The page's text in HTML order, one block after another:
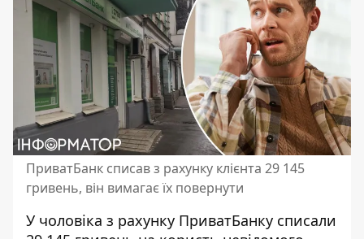
ПриватБанк списав з рахунку клієнта 29 145
гривень, він вимагає їх повернути
У чоловіка з рахунку ПриватБанку списали